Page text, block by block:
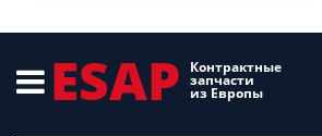
ESAP Контрактные
запчасти
из Европы